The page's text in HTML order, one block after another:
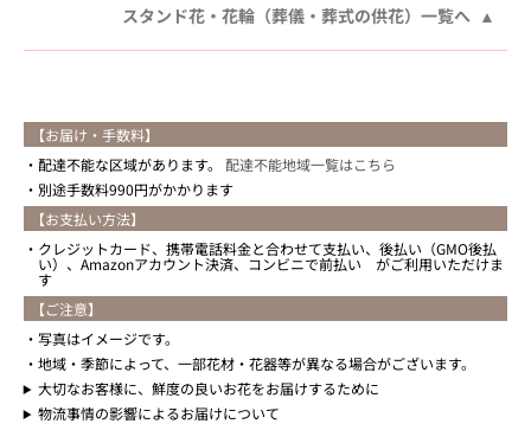
スタンド花・花輪（葬儀・葬式の供花）一覧へ
【お届け・手数料】
配達不能な区域があります。 配達不能地域一覧はこちら
別途手数料990円がかかります
【お支払い方法】
クレジットカード、携帯電話料金と合わせて支払い、後払い（GMO後払
い）、Amazonアカウント決済、コンビニで前払い がご利用いただけま
す
【ご注意】
写真はイメージです。
地域・季節によって、一部花材・花器等が異なる場合がございます。
大切なお客様に、鮮度の良いお花をお届けするために
物流事情の影響によるお届けについて